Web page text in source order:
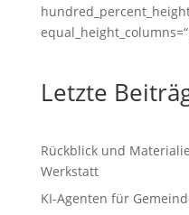
Letzte
Rückblick und
Werkstatt
KI-Agenten für